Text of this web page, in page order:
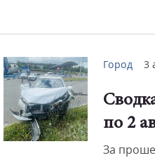
Город 3
по 2
За